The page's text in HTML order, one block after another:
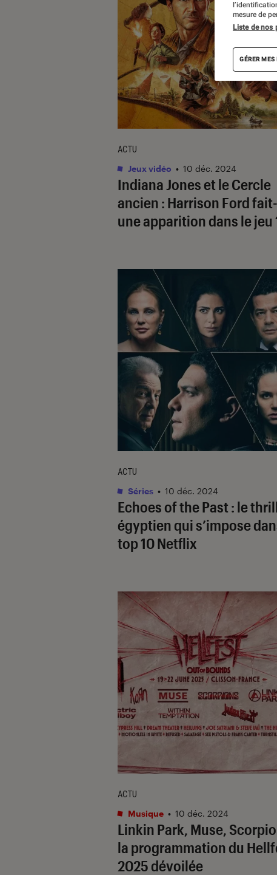
Indiana Jones et le Cercle
ancien : Harrison Ford
une apparition dans le jeu
ACTU
Jeux vidéo • 10 déc. 2024
Echoes of the Past : le
égyptien qui s’impose
top 10 Netflix
ACTU
Séries • 10 déc. 2024
Linkin Park, Muse,
la programmation du
2025 dévoilée
ACTU
Musique • 10 déc. 2024
mesure de
Liste de nos
GÉRER MES